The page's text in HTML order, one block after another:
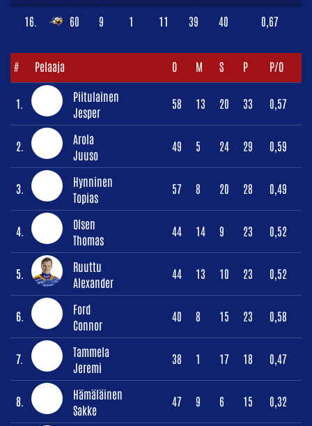
16. 60 9 1 11 39 40 0,67
# Pelaaja O M S P P/O
1.
Piitulainen
Jesper
58 13 20 33 0,57
2.
Arola
Juuso
49 5 24 29 0,59
3.
Hynninen
Topias
57 8 20 28 0,49
4.
Olsen
Thomas
44 14 9 23 0,52
5.
Ruuttu
Alexander
44 13 10 23 0,52
6.
Ford
Connor
40 8 15 23 0,58
7.
Tammela
Jeremi
38 1 17 18 0,47
8.
Hämäläinen
Sakke
47 9 6 15 0,32